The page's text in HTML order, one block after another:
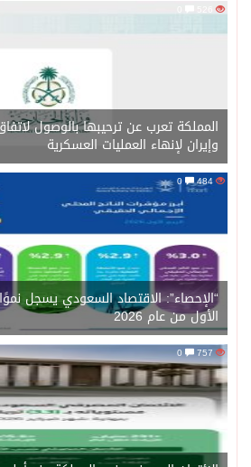
526
المملكة تعرب عن ترحيبها بالوصول
وإيران لإنهاء العمليات العسكرية
484
الأول من عام 2026
757
0